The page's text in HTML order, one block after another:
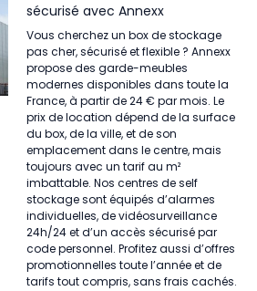
sécurisé avec Annexx
Vous cherchez un box de stockage
pas cher, sécurisé et flexible ? Annexx
propose des garde-meubles
modernes disponibles dans toute la
France, à partir de 24 € par mois. Le
prix de location dépend de la surface
du box, de la ville, et de son
emplacement dans le centre, mais
toujours avec un tarif au m²
imbattable. Nos centres de self
stockage sont équipés d’alarmes
individuelles, de vidéosurveillance
24h/24 et d’un accès sécurisé par
code personnel. Profitez aussi d’offres
promotionnelles toute l’année et de
tarifs tout compris, sans frais cachés.